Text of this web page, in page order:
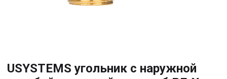
USYSTEMS угольник с наружной